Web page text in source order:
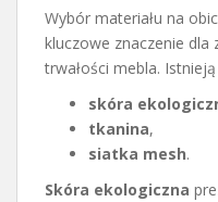
Wybór materiału na
kluczowe znaczenie dla
trwałości mebla.
skóra
tkanina,
siatka mesh.
Skóra ekologiczna